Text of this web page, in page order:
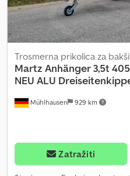
Mühlhausen 929 km
Trosmerna prikolica za
Martz Anhänger 3,5t
NEU ALU
Zatražiti